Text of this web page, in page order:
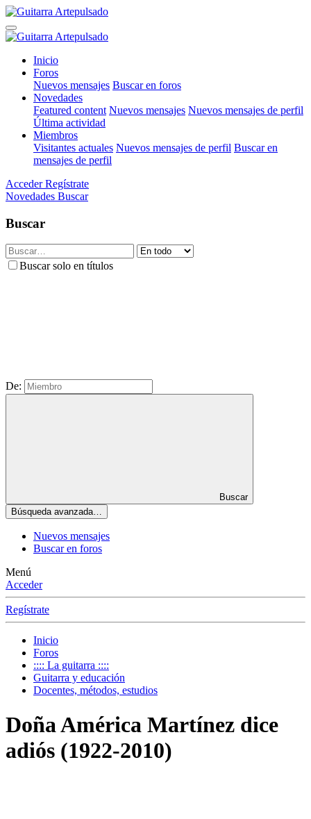
Inicio
Foros
Nuevos mensajes Buscar en foros
Novedades
Featured content Nuevos mensajes Nuevos mensajes de perfil
Última actividad
Miembros
Visitantes actuales Nuevos mensajes de perfil Buscar en
mensajes de perfil
Acceder Regístrate
Novedades Buscar
Buscar
Buscar solo en títulos
De:
Buscar
Búsqueda avanzada…
Nuevos mensajes
Buscar en foros
Menú
Acceder
Regístrate
Inicio
Foros
:::: La guitarra ::::
Guitarra y educación
Docentes, métodos, estudios
Doña América Martínez dice
adiós (1922-2010)